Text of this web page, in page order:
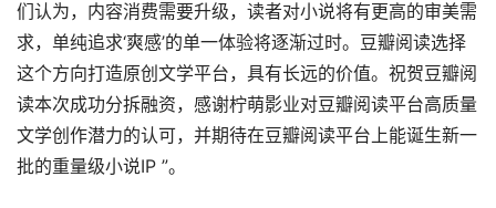
们认为，内容消费需要升级，读者对小说将有更高的审美需
求，单纯追求‘爽感’的单一体验将逐渐过时。豆瓣阅读选择
这个方向打造原创文学平台，具有长远的价值。祝贺豆瓣阅
读本次成功分拆融资，感谢柠萌影业对豆瓣阅读平台高质量
文学创作潜力的认可，并期待在豆瓣阅读平台上能诞生新一
批的重量级小说IP ”。